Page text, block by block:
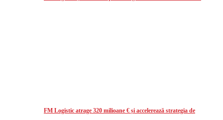
FM Logistic atrage 320 milioane € și accelerează strategia de